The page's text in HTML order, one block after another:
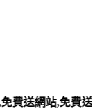
,免費送平台站,百